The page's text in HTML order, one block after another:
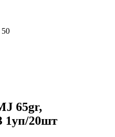
65gr,
1уп/20шт